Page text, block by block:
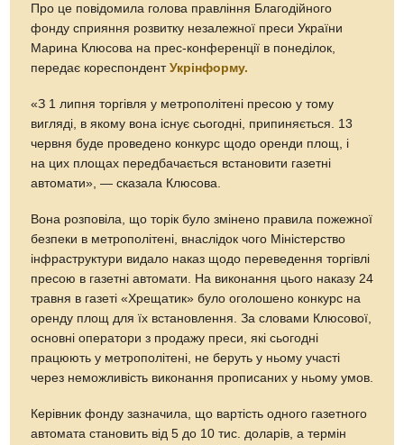
Про це повідомила голова правління Благодійного
фонду сприяння розвитку незалежної преси України
Марина Клюсова на прес-конференції в понеділок,
передає кореспондентУкрінформу.
«З 1 липня торгівля у метрополітені пресою у тому
вигляді, в якому вона існує сьогодні, припиняється. 13
червня буде проведено конкурс щодо оренди площ, і
на цих площах передбачається встановити газетні
автомати», — сказала Клюсова.
Вона розповіла, що торік було змінено правила пожежної
безпеки в метрополітені, внаслідок чого Міністерство
інфраструктури видало наказ щодо переведення торгівлі
пресою в газетні автомати. На виконання цього наказу 24
травня в газеті «Хрещатик» було оголошено конкурс на
оренду площ для їх встановлення. За словами Клюсової,
основні оператори з продажу преси, які сьогодні
працюють у метрополітені, не беруть у ньому участі
через неможливість виконання прописаних у ньому умов.
Керівник фонду зазначила, що вартість одного газетного
автомата становить від 5 до 10 тис. доларів, а термін